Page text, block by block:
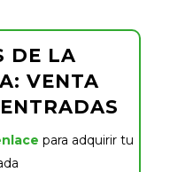
DE LA
VENTA
para adquirir tu